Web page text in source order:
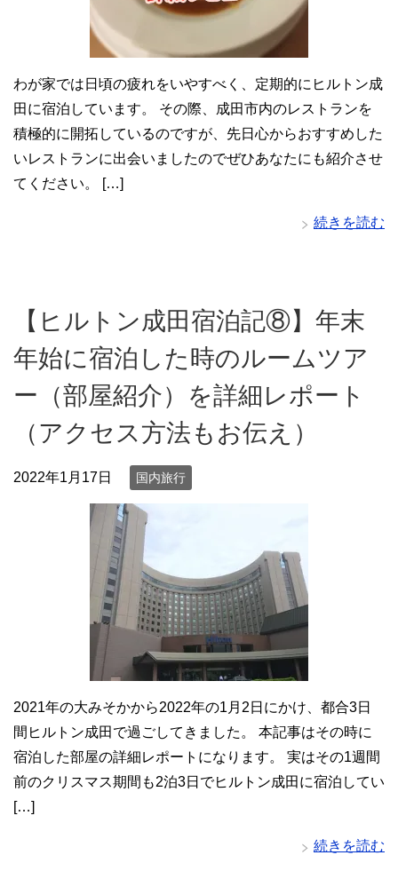
わが家では日頃の疲れをいやすべく、定期的にヒルトン成
田に宿泊しています。 その際、成田市内のレストランを
積極的に開拓しているのですが、先日心からおすすめした
いレストランに出会いましたのでぜひあなたにも紹介させ
てください。 […]
続きを読む
【ヒルトン成田宿泊記⑧】年末
年始に宿泊した時のルームツア
ー（部屋紹介）を詳細レポート
（アクセス方法もお伝え）
2022年1月17日 国内旅行
2021年の大みそかから2022年の1月2日にかけ、都合3日
間ヒルトン成田で過ごしてきました。 本記事はその時に
宿泊した部屋の詳細レポートになります。 実はその1週間
前のクリスマス期間も2泊3日でヒルトン成田に宿泊してい
[…]
続きを読む